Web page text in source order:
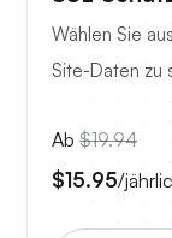
Wählen Sie
Site-Daten zu
Ab $19.94
$15.95/